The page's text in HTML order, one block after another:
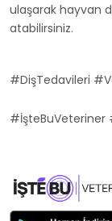
ulaşarak hayvan
atabilirsiniz.
#DişTedavileri
#İşteBuVeteriner